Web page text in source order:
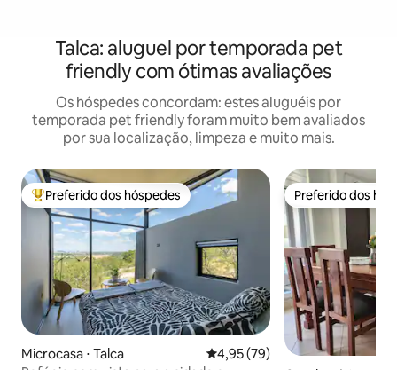
Talca: aluguel por temporada pet
friendly com ótimas avaliações
Os hóspedes concordam: estes aluguéis por
temporada pet friendly foram muito bem avaliados
por sua localização, limpeza e muito mais.
Entre os melhores preferidos dos hóspedes
Preferido dos hóspedes
Microcasa ⋅ Talca 4,95 de uma avaliação média
4,95 (79)
Preferido dos
Preferido dos